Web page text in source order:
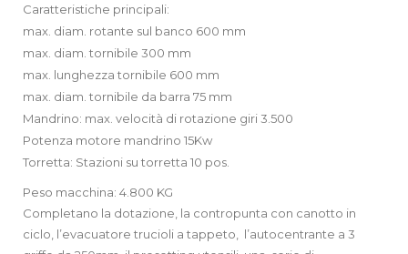
Caratteristiche principali:
max. diam. rotante sul banco 600 mm
max. diam. tornibile 300 mm
max. lunghezza tornibile 600 mm
max. diam. tornibile da barra 75 mm
Mandrino: max. velocità di rotazione giri 3.500
Potenza motore mandrino 15Kw
Torretta: Stazioni su torretta 10 pos.
Peso macchina: 4.800 KG
Completano la dotazione, la contropunta con canotto in
ciclo, l’evacuatore trucioli a tappeto, l’autocentrante a 3